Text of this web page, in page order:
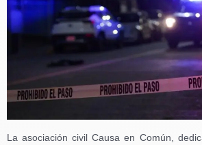
La asociación civil Causa en Común,